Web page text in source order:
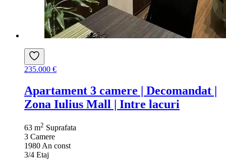
235.000 €
Apartament 3 camere | Decomandat |
Zona Iulius Mall | Intre lacuri
63 m2 Suprafata
3 Camere
1980 An const
3/4 Etaj